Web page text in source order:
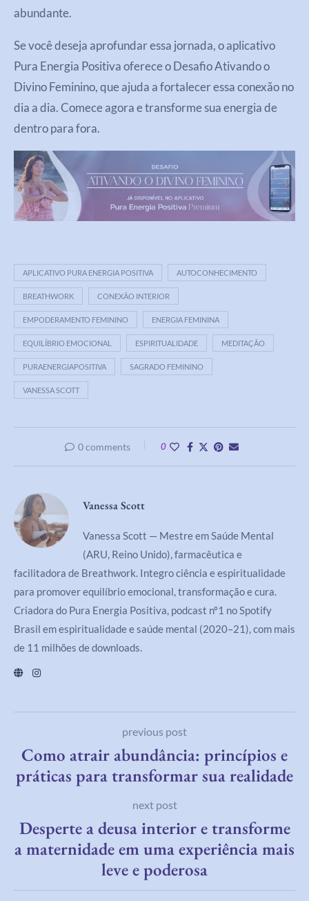
abundante.
Se você deseja aprofundar essa jornada, o aplicativo
Pura Energia Positiva oferece o Desafio Ativando o
Divino Feminino, que ajuda a fortalecer essa conexão no
dia a dia. Comece agora e transforme sua energia de
dentro para fora.
APLICATIVO PURA ENERGIA POSITIVA AUTOCONHECIMENTO
BREATHWORK CONEXÃO INTERIOR
EMPODERAMENTO FEMININO ENERGIA FEMININA
EQUILÍBRIO EMOCIONAL ESPIRITUALIDADE MEDITAÇÃO
PURAENERGIAPOSITIVA SAGRADO FEMININO
VANESSA SCOTT
0 comments 0
Vanessa Scott
Vanessa Scott — Mestre em Saúde Mental
(ARU, Reino Unido), farmacêutica e
facilitadora de Breathwork. Integro ciência e espiritualidade
para promover equilíbrio emocional, transformação e cura.
Criadora do Pura Energia Positiva, podcast nº1 no Spotify
Brasil em espiritualidade e saúde mental (2020–21), com mais
de 11 milhões de downloads.
previous post
Como atrair abundância: princípios e
práticas para transformar sua realidade
next post
Desperte a deusa interior e transforme
a maternidade em uma experiência mais
leve e poderosa